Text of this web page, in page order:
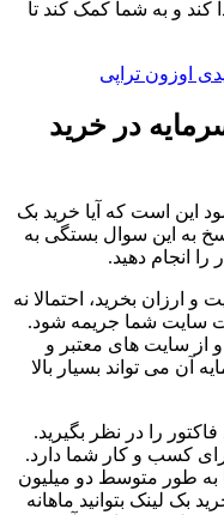
کند و به شما کمک کند تا
در خرید
این است که آیا خرید بک
به این سوال بستگی به
را انجام دهید.
و ارزان بخرید، احتمالا نه
سایت شما جریمه شود.
از سایت های معتبر و
آن می تواند بسیار بالا
را در نظر بگیرید.
کسب و کار شما دارد.
به طور متوسط دو میلیون
بک لینک بتوانید ماهانه